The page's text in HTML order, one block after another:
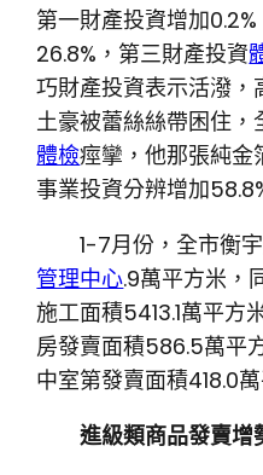
第一財產投資增加
26.8%，第三財產投資
巧財產投資表示活潑
土豪被蕾絲絲帶困住，
體檢痙攣，他那張純金
事業投資分辨增加
1-7月份，全市衡
管理中心.9萬平方米，
施工面積5413.1萬平方
房發賣面積586.5萬平
中室第發賣面積418.0
進級類商品發賣增